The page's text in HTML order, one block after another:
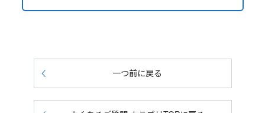
一つ前に戻る